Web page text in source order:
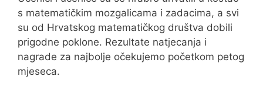
s matematičkim mozgalicama i zadacima, a svi
su od Hrvatskog matematičkog društva dobili
prigodne poklone. Rezultate natjecanja i
nagrade za najbolje očekujemo početkom petog
mjeseca.